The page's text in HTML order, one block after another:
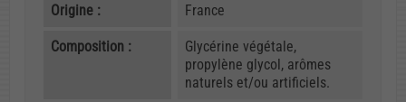
Origine : France
Composition :
Glycérine végétale,
propylène glycol, arômes
naturels et/ou artificiels.